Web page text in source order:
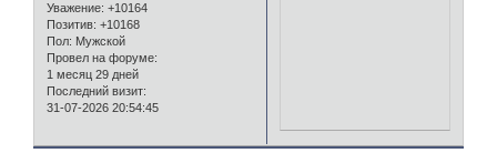
Уважение: +10164
Позитив: +10168
Пол: Мужской
Провел на форуме:
1 месяц 29 дней
Последний визит:
31-07-2026 20:54:45